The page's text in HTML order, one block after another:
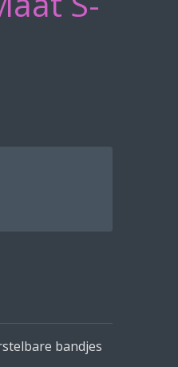
bandjes